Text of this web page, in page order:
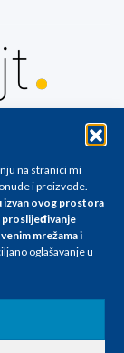
na stranici mi
i proizvode.
izvan ovog prostora
mrežama i
oglašavanje u
se na
i podložne su
uključuju PDV. Sve
a i mogu
se dati što bolji
da su svi
pogreške